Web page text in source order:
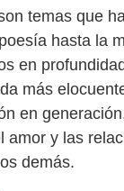
temas que
hasta la
en
más
en
amor y las
demás.